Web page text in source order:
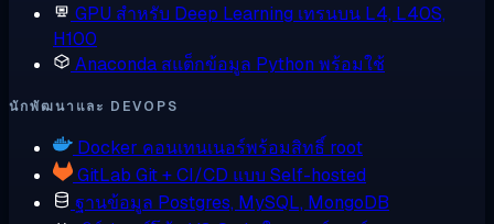
GPU สำหรับ Deep Learning เทรนบน L4, L40S,
H100
Anaconda สแต็กข้อมูล Python พร้อมใช้
นักพัฒนาและ DEVOPS
Docker คอนเทนเนอร์พร้อมสิทธิ์ root
GitLab Git + CI/CD แบบ Self-hosted
ฐานข้อมูล Postgres, MySQL, MongoDB